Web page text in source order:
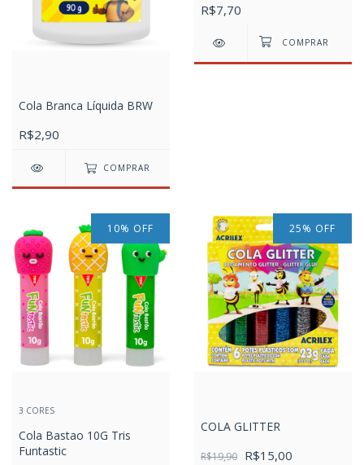
Cola Branca Líquida BRW
R$2,90
COMPRAR
R$7,70
10% OFF
3 CORES
Cola Bastao 10G Tris
Funtastic
25% OFF
COLA GLITTER
R$19,90 R$15,00